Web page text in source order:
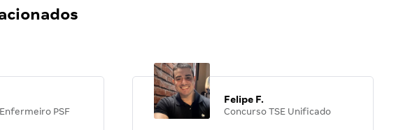
PSF
Felipe F.
Concurso TSE Unificado